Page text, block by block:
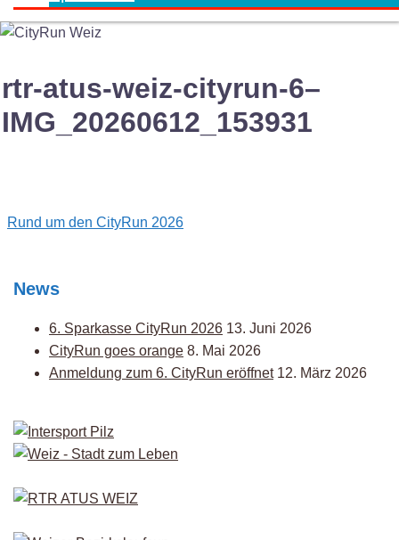
rtr-atus-weiz-cityrun-6–
IMG_20260612_153931
Post
Rund um den CityRun 2026
News
6. Sparkasse CityRun 2026 13. Juni 2026
CityRun goes orange 8. Mai 2026
Anmeldung zum 6. CityRun eröffnet 12. März 2026